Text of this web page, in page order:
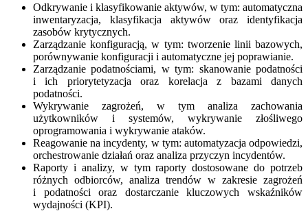
Odkrywanie i klasyfikowanie aktywów, w tym: automatyczna
inwentaryzacja, klasyfikacja aktywów oraz identyfikacja
zasobów krytycznych.
Zarządzanie konfiguracją, w tym: tworzenie linii bazowych,
porównywanie konfiguracji i automatyczne jej poprawianie.
Zarządzanie podatnościami, w tym: skanowanie podatności
i ich priorytetyzacja oraz korelacja z bazami danych
podatności.
Wykrywanie zagrożeń, w tym analiza zachowania
użytkowników i systemów, wykrywanie złośliwego
oprogramowania i wykrywanie ataków.
Reagowanie na incydenty, w tym: automatyzacja odpowiedzi,
orchestrowanie działań oraz analiza przyczyn incydentów.
Raporty i analizy, w tym raporty dostosowane do potrzeb
różnych odbiorców, analiza trendów w zakresie zagrożeń
i podatności oraz dostarczanie kluczowych wskaźników
wydajności (KPI).